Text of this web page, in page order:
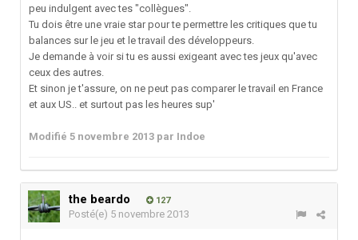
peu indulgent avec tes "collègues".
Tu dois être une vraie star pour te permettre les critiques que tu
balances sur le jeu et le travail des développeurs.
Je demande à voir si tu es aussi exigeant avec tes jeux qu'avec
ceux des autres.
Et sinon je t'assure, on ne peut pas comparer le travail en France
et aux US.. et surtout pas les heures sup'
Modifié 5 novembre 2013 par Indoe
the beardo 127
Posté(e) 5 novembre 2013